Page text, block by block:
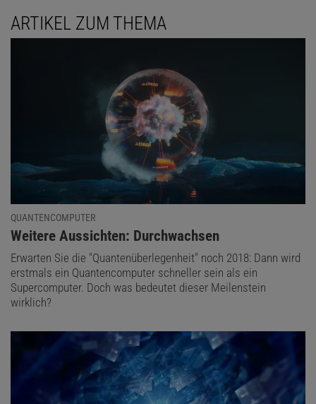
ARTIKEL ZUM THEMA
QUANTENCOMPUTER
:
Weitere Aussichten: Durchwachsen
Erwarten Sie die "Quantenüberlegenheit" noch 2018: Dann wird
erstmals ein Quantencomputer schneller sein als ein
Supercomputer. Doch was bedeutet dieser Meilenstein
wirklich?